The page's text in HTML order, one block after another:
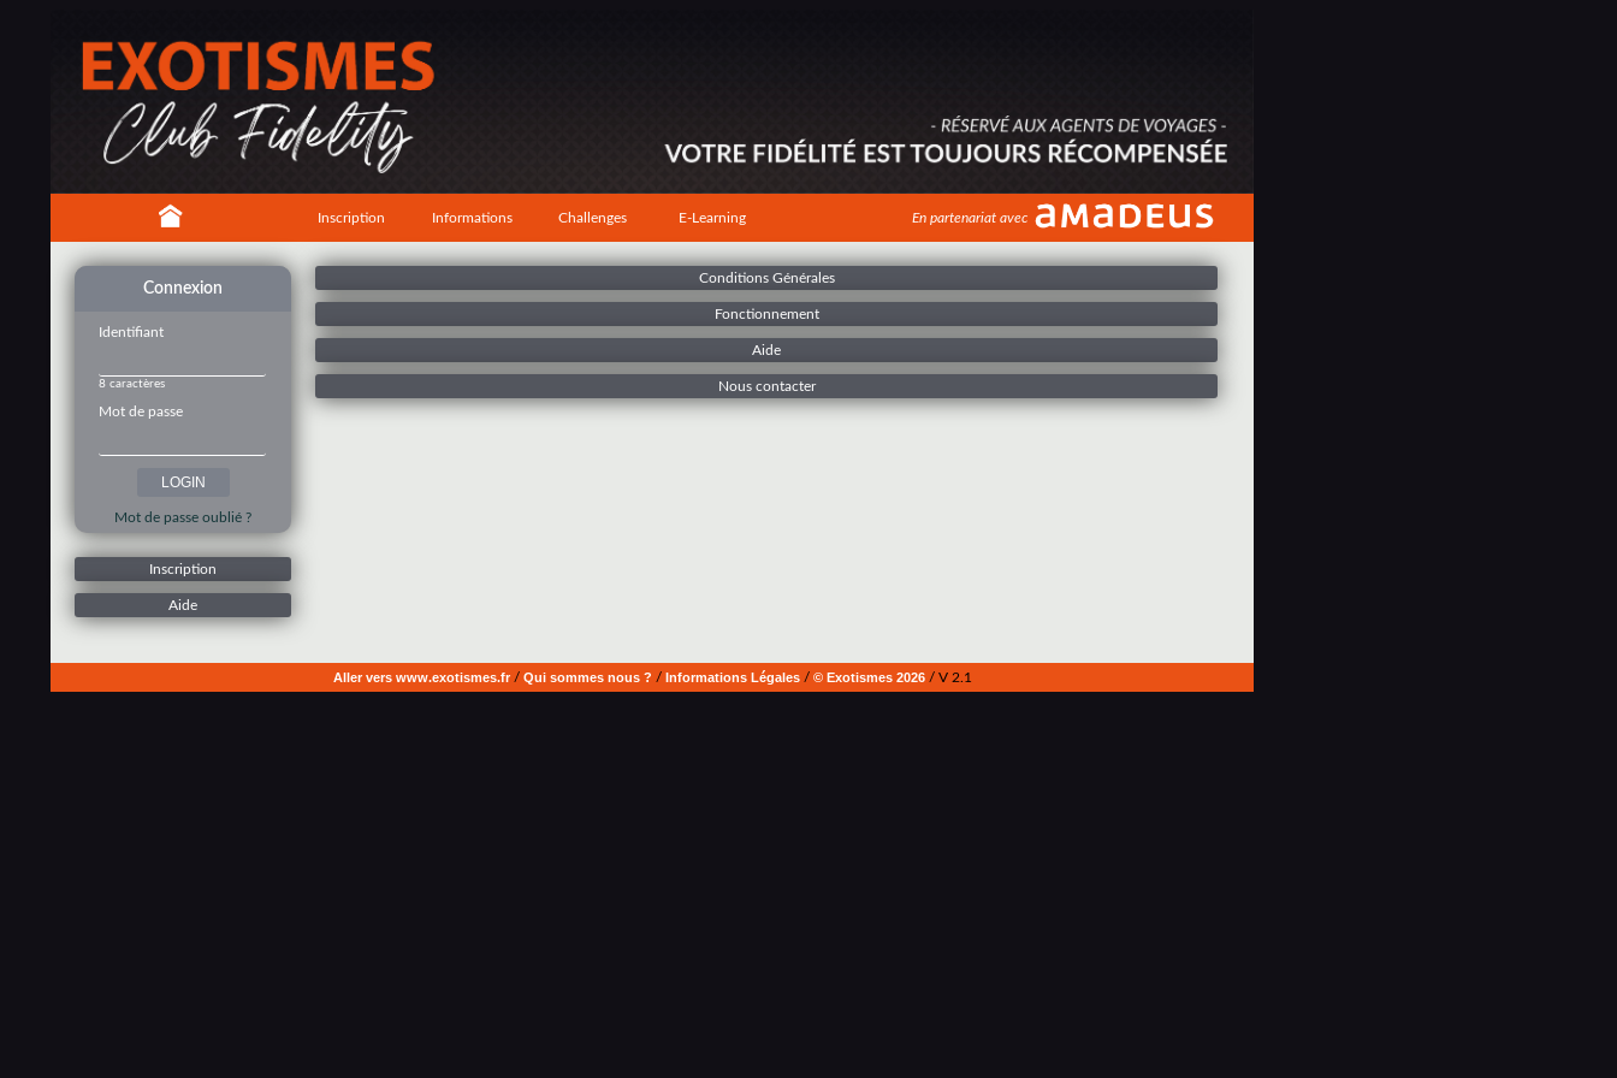
Inscription Informations Challenges E-Learning En partenariat avec
Connexion
Identifiant
8 caractères
Mot de passe
Mot de passe oublié ?
Inscription
Aide
Conditions Générales
Fonctionnement
Aide
Nous contacter
Aller vers www.exotismes.fr/ Qui sommes nous ? / Informations Légales/ © Exotismes 2026/ V 2.1